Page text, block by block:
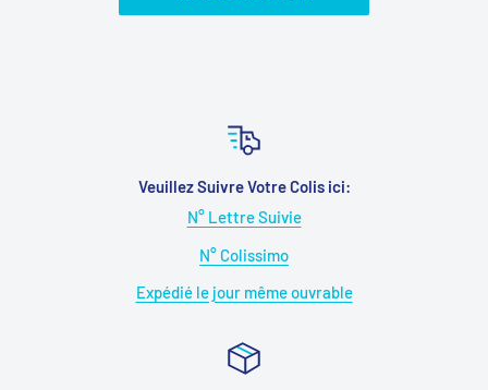
Veuillez Suivre Votre Colis ici:
N° Lettre Suivie
N° Colissimo
Expédié le jour même ouvrable